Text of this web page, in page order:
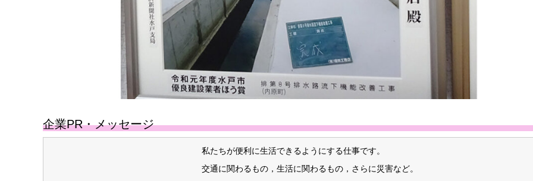
企業PR・メッセージ
私たちが便利に生活できるようにする仕事です。
交通に関わるもの，生活に関わるもの，さらに災害など。